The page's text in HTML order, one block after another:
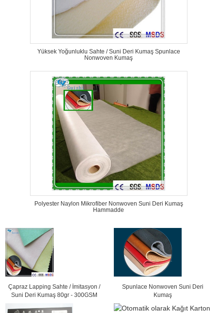
Yüksek Yoğunluklu Sahte / Suni Deri Kumaş Spunlace
Nonwoven Kumaş
Polyester Naylon Mikrofiber Nonwoven Suni Deri Kumaş
Hammadde
Çapraz Lapping Sahte / İmitasyon /
Suni Deri Kumaş 80gr - 300GSM
Spunlace Nonwoven Suni Deri
Kumaş